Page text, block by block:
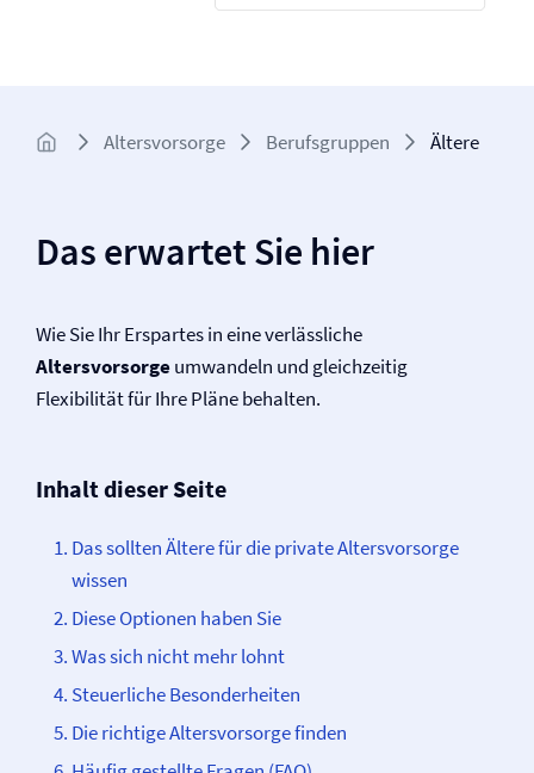
Altersvorsorge Berufsgruppen Ältere
Das erwartet Sie hier
Wie Sie Ihr Erspartes in eine verlässliche
Altersvorsorgeumwandeln und gleichzeitig
Flexibilität für Ihre Pläne behalten.
Inhalt dieser Seite
Das sollten Ältere für die private Altersvorsorge
wissen
Diese Optionen haben Sie
Was sich nicht mehr lohnt
Steuerliche Besonderheiten
Die richtige Altersvorsorge finden